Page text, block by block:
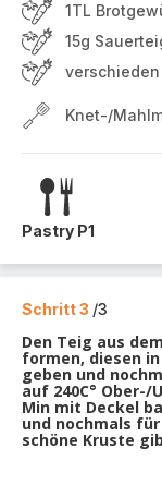
1TL
15g
verschieden
Knet-/
Pastry P1
Schritt 3 /3
Den Teig aus
formen, diesen
geben und
auf 240C°
Min mit Deckel
und nochmals
schöne Kruste